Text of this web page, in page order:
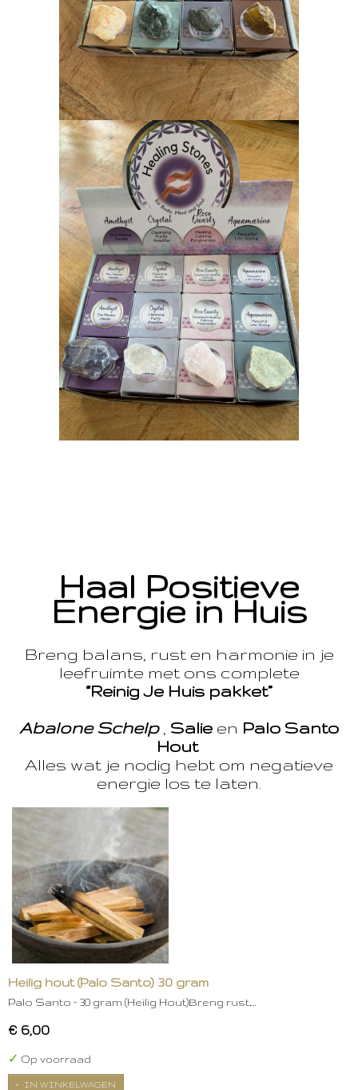
Haal Positieve
Energie in Huis
Breng balans, rust en harmonie in je
leefruimte met ons complete
“Reinig Je Huis pakket”
Abalone Schelp, Salie en Palo Santo
Hout
Alles wat je nodig hebt om negatieve
energie los te laten.
Heilig hout (Palo Santo) 30 gram
Palo Santo – 30 gram (Heilig Hout)Breng rust,…
€ 6,00
✓ Op voorraad
IN WINKELWAGEN